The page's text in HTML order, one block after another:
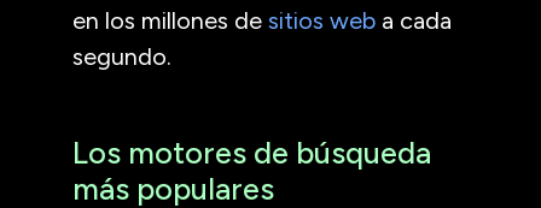
en los millones de sitios web a cada
segundo.
Los motores de búsqueda
más populares